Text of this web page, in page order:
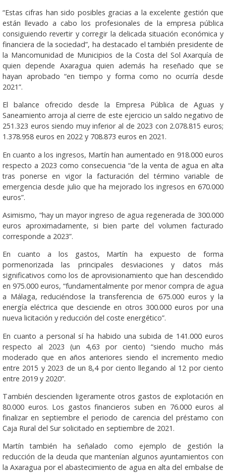
“Estas cifras han sido posibles gracias a la excelente gestión que
están llevado a cabo los profesionales de la empresa pública
consiguiendo revertir y corregir la delicada situación económica y
financiera de la sociedad”, ha destacado el también presidente de
la Mancomunidad de Municipios de la Costa del Sol Axarquía de
quien depende Axaragua quien además ha reseñado que se
hayan aprobado “en tiempo y forma como no ocurría desde
2021”.
El balance ofrecido desde la Empresa Pública de Aguas y
Saneamiento arroja al cierre de este ejercicio un saldo negativo de
251.323 euros siendo muy inferior al de 2023 con 2.078.815 euros;
1.378.958 euros en 2022 y 708.873 euros en 2021.
En cuanto a los ingresos, Martín han aumentado en 918.000 euros
respecto a 2023 como consecuencia “de la venta de agua en alta
tras ponerse en vigor la facturación del término variable de
emergencia desde julio que ha mejorado los ingresos en 670.000
euros”.
Asimismo, “hay un mayor ingreso de agua regenerada de 300.000
euros aproximadamente, si bien parte del volumen facturado
corresponde a 2023”.
En cuanto a los gastos, Martín ha expuesto de forma
pormenorizada las principales desviaciones y datos más
significativos como los de aprovisionamiento que han descendido
en 975.000 euros, “fundamentalmente por menor compra de agua
a Málaga, reduciéndose la transferencia de 675.000 euros y la
energía eléctrica que desciende en otros 300.000 euros por una
nueva licitación y reducción del coste energético”.
En cuanto a personal sí ha habido una subida de 141.000 euros
respecto al 2023 (un 4,63 por ciento) “siendo mucho más
moderado que en años anteriores siendo el incremento medio
entre 2015 y 2023 de un 8,4 por ciento llegando al 12 por ciento
entre 2019 y 2020”.
También descienden ligeramente otros gastos de explotación en
80.000 euros. Los gastos financieros suben en 76.000 euros al
finalizar en septiembre el periodo de carencia del préstamo con
Caja Rural del Sur solicitado en septiembre de 2021.
Martín también ha señalado como ejemplo de gestión la
reducción de la deuda que mantenían algunos ayuntamientos con
la Axaragua por el abastecimiento de agua en alta del embalse de